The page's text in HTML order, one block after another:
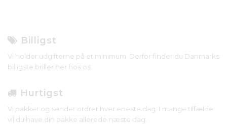
Billigst
Vi holder udgifterne på et minimum. Derfor finder du Danmarks
billigste briller her hos os.
Hurtigst
Vi pakker og sender ordrer hver eneste dag. I mange tilfælde
vil du have din pakke allerede næste dag.